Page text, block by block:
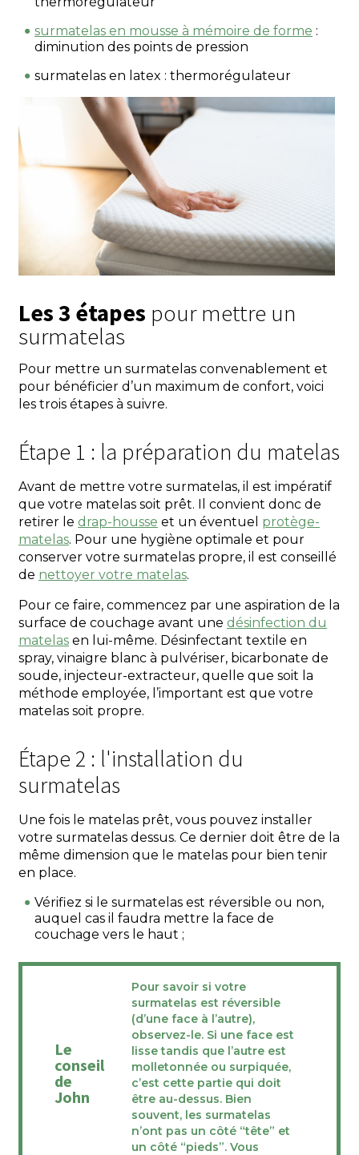
surmatelas en mousse à mémoire de forme :
diminution des points de pression
surmatelas en latex : thermorégulateur
Les 3 étapes pour mettre un
surmatelas
Pour mettre un surmatelas convenablement et
pour bénéficier d’un maximum de confort, voici
les trois étapes à suivre.
Étape 1 : la préparation du matelas
Avant de mettre votre surmatelas, il est impératif
que votre matelas soit prêt. Il convient donc de
retirer le drap-housse et un éventuel protège-
matelas. Pour une hygiène optimale et pour
conserver votre surmatelas propre, il est conseillé
de nettoyer votre matelas.
Pour ce faire, commencez par une aspiration de la
surface de couchage avant une désinfection du
matelas en lui-même. Désinfectant textile en
spray, vinaigre blanc à pulvériser, bicarbonate de
soude, injecteur-extracteur, quelle que soit la
méthode employée, l’important est que votre
matelas soit propre.
Étape 2 : l'installation du
surmatelas
Une fois le matelas prêt, vous pouvez installer
votre surmatelas dessus. Ce dernier doit être de la
même dimension que le matelas pour bien tenir
en place.
Vérifiez si le surmatelas est réversible ou non,
auquel cas il faudra mettre la face de
couchage vers le haut ;
Le
conseil
de
John
Pour savoir si votre
surmatelas est réversible
(d’une face à l’autre),
observez-le. Si une face est
lisse tandis que l’autre est
molletonnée ou surpiquée,
c’est cette partie qui doit
être au-dessus. Bien
souvent, les surmatelas
n’ont pas un côté “tête” et
un côté “pieds”. Vous